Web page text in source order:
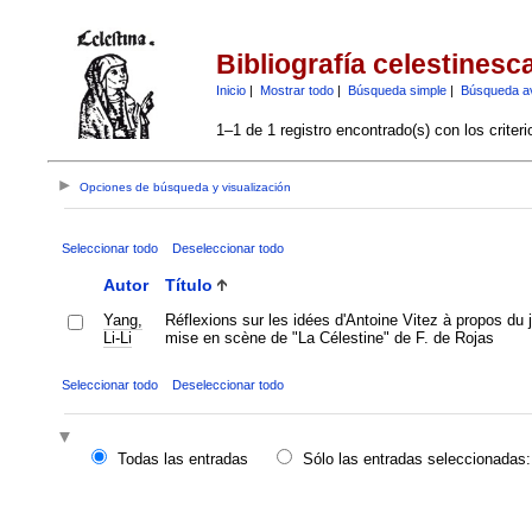
Bibliografía
Inicio| Mostrar todo| Búsqueda simple| Búsqueda
1–1 de 1 registro encontrado(s) con los
Opciones de búsqueda y visualización
Seleccionar todo Deseleccionar todo
Autor Título
Yang,
Li-Li
Réflexions sur les idées d'Antoine Vitez à propos du
mise en scène de "La Célestine" de F. de Rojas
Seleccionar todo Deseleccionar todo
Todas las entradas
Sólo las entradas seleccionadas: